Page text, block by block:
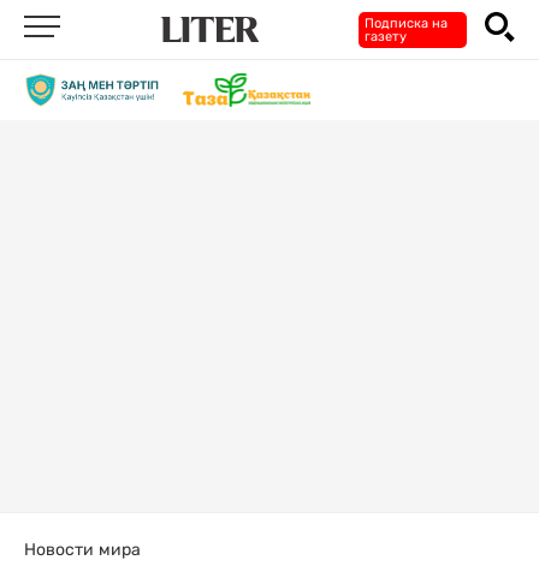
Подписка на
газету
Новости мира